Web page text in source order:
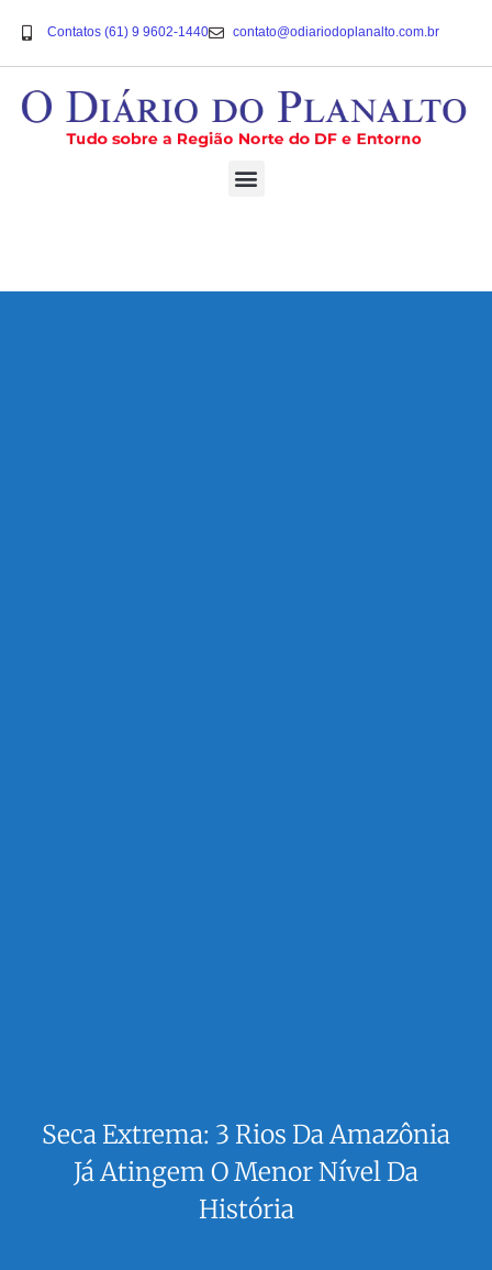
Contatos (61) 9 9602-1440 contato@odiariodoplanalto.com.br
Seca Extrema: 3 Rios Da Amazônia
Já Atingem O Menor Nível Da
História